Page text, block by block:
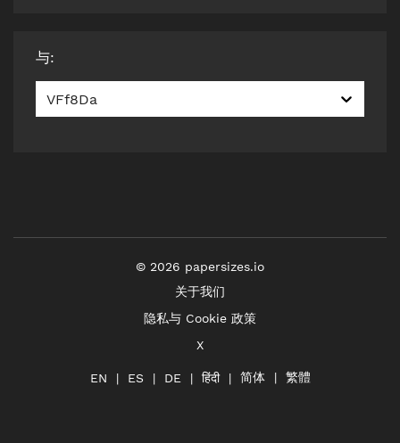
与:
VFf8Da
© 2026 papersizes.io
关于我们
隐私与 Cookie 政策
X
EN ES DE हिंदी 简体 繁體